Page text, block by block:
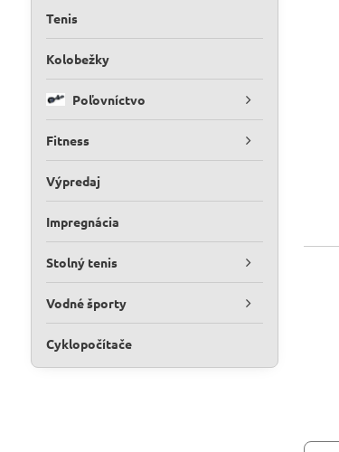
Tenis
Kolobežky
Poľovníctvo
Fitness
Výpredaj
Impregnácia
Stolný tenis
Vodné športy
Cyklopočítače